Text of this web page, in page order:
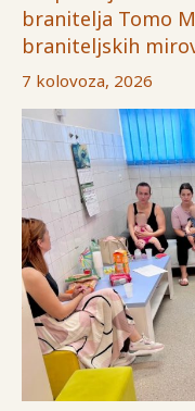
branitelja Tomo
braniteljskih
7 kolovoza, 2026